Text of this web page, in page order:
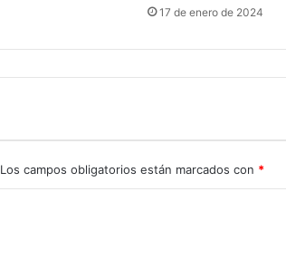
17 de enero de 2024
Los campos obligatorios están marcados con *